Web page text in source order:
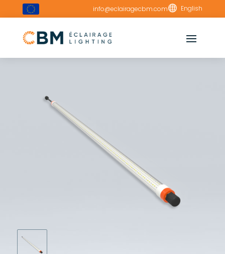
info@eclairagecbm.com English